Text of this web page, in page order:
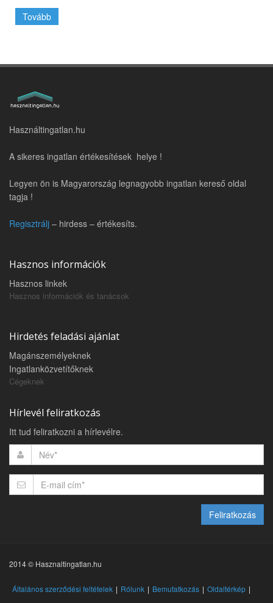
Tovább
Használtingatlan.hu
A sikeres ingatlan értékesítések helye !
Legyen ön is Magyarország legnagyobb ingatlan kereső oldal
tagja !
Regisztrálj – hirdess – értékesíts.
Hasznos információk
Hasznos linkek
Hasznos információk és tanácsok
Hirdetés feladási ajánlat
Magánszemélyeknek
Ingatlanközvetítőknek
Cégeknek
Hírlevél feliratkozás
Itt tud feliratkozni a hírlevélre.
Feliratkozás
2014 © Hasznaltingatlan.hu
Általános szerződési feltételek Rólunk Bemutatkozás Oldaltérkép